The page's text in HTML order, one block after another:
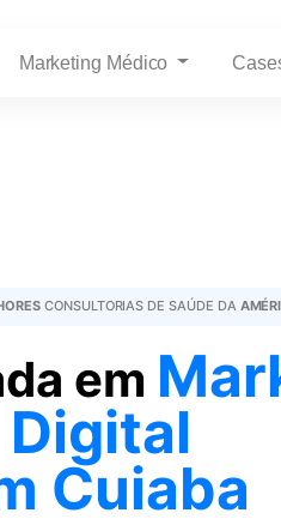
Marketing Médico
CONSULTORIAS DE SAÚDE DA
em
Digital
Cuiaba